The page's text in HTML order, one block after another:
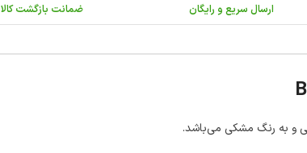
ارسال سریع و رایگان ضمانت بازگشت کالا